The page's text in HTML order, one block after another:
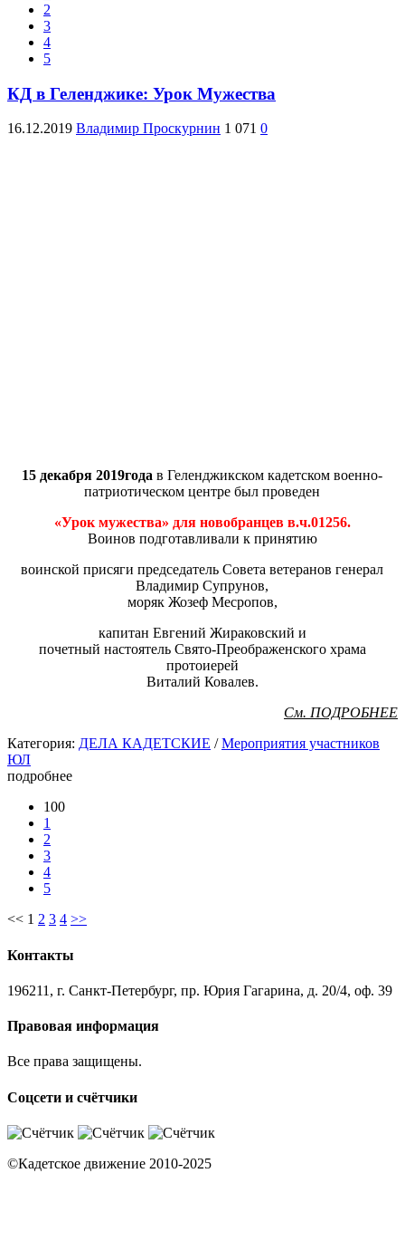
2
3
4
5
КД в Геленджике: Урок Мужества
16.12.2019 Владимир Проскурнин 1 071 0
15 декабря 2019года в Геленджикском кадетском военно-
патриотическомцентре был проведен
«Урок мужества» для новобранцев в.ч.01256.
Воинов подготавливали к принятию
воинской присягипредседатель Совета ветеранов генерал
Владимир Супрунов,
моряк Жозеф Месропов,
капитан Евгений Жираковский и
почетный настоятель Свято-Преображенского храма
протоиерей
Виталий Ковалев.
См. ПОДРОБНЕЕ
Категория: ДЕЛА КАДЕТСКИЕ /Мероприятия участников
ЮЛ
подробнее
100
1
2
3
4
5
<< 1 2 3 4 >>
Контакты
196211, г. Санкт-Петербург, пр. Юрия Гагарина, д. 20/4, оф. 39
Правовая информация
Все права защищены.
Соцсети и счётчики
©Кадетское движение 2010-2025